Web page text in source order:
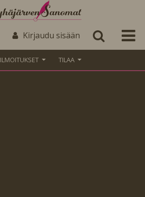
Kirjaudu sisään
ILMOITUKSET TILAA